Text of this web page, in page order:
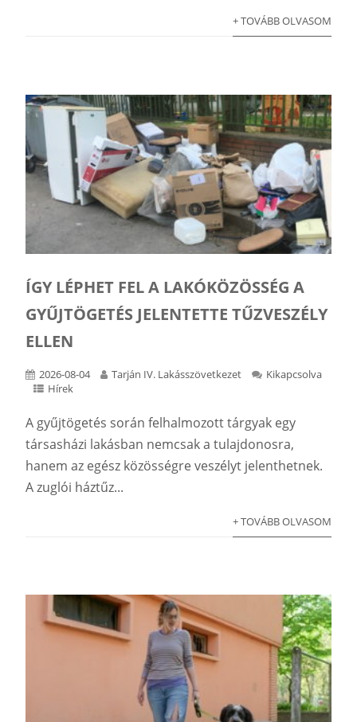
+ TOVÁBB OLVASOM
ÍGY LÉPHET FEL A LAKÓKÖZÖSSÉG A
GYŰJTÖGETÉS JELENTETTE TŰZVESZÉLY
ELLEN
2026-08-04 Tarján IV. Lakásszövetkezet
Kikapcsolva
Hírek
A gyűjtögetés során felhalmozott tárgyak egy
társasházi lakásban nemcsak a tulajdonosra,
hanem az egész közösségre veszélyt jelenthetnek.
A zuglói háztűz...
+ TOVÁBB OLVASOM